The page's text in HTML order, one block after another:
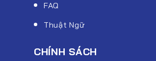
FAQ
Thuật Ngữ
CHÍNH SÁCH